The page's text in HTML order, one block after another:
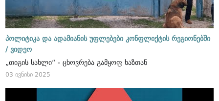
პოლიტიკა და ადამიანის უფლებები კონფლიქტის რეგიონებში
/ ვიდეო
„თიგის სახლი“ - ცხოვრება გამყოფ ხაზთან
03 ივნისი 2025